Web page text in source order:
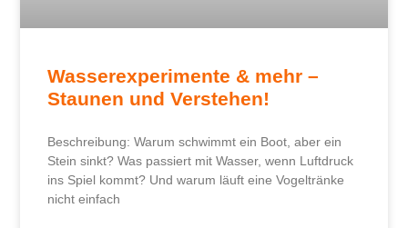
Wasserexperimente & mehr –
Staunen und Verstehen!
Beschreibung: Warum schwimmt ein Boot, aber ein
Stein sinkt? Was passiert mit Wasser, wenn Luftdruck
ins Spiel kommt? Und warum läuft eine Vogeltränke
nicht einfach